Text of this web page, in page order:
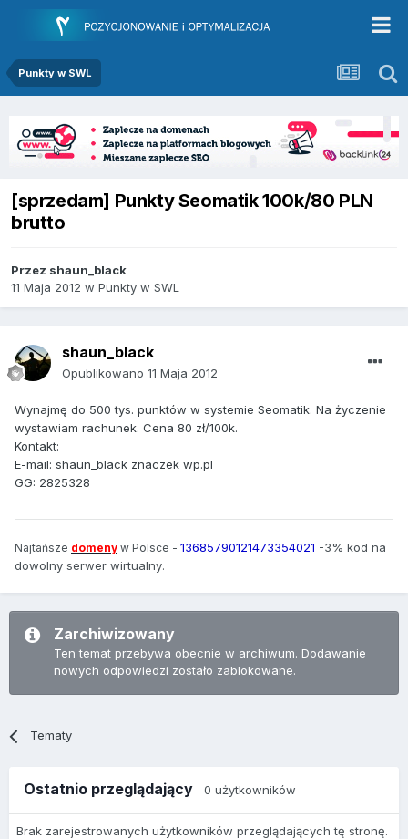
Punkty w SWL
[sprzedam] Punkty Seomatik 100k/80 PLN
brutto
Przez shaun_black
11 Maja 2012 w Punkty w SWL
shaun_black
Opublikowano 11 Maja 2012
Wynajmę do 500 tys. punktów w systemie Seomatik. Na życzenie
wystawiam rachunek. Cena 80 zł/100k.
Kontakt:
E-mail: shaun_black znaczek wp.pl
GG: 2825328
Najtańsze domeny w Polsce - 13685790121473354021 -3% kod na
dowolny serwer wirtualny.
Zarchiwizowany
Ten temat przebywa obecnie w archiwum. Dodawanie
nowych odpowiedzi zostało zablokowane.
Tematy
Ostatnio przeglądający 0 użytkowników
Brak zarejestrowanych użytkowników przeglądających tę stronę.